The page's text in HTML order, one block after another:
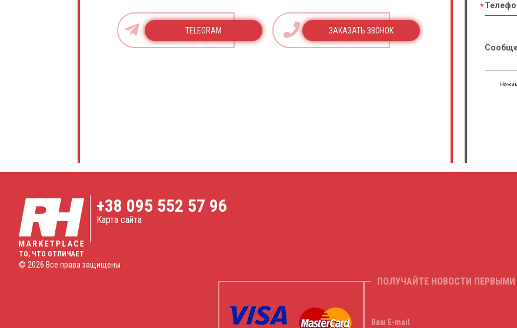
TELEGRAM ЗАКАЗАТЬ ЗВОНОК
ТО, ЧТО ОТЛИЧАЕТ
+38 095 552 57 96
Карта сайта
© 2026 Все права защищены
ПОЛУЧАЙТЕ НОВОСТИ ПЕРВЫМИ
Ваш E-mail